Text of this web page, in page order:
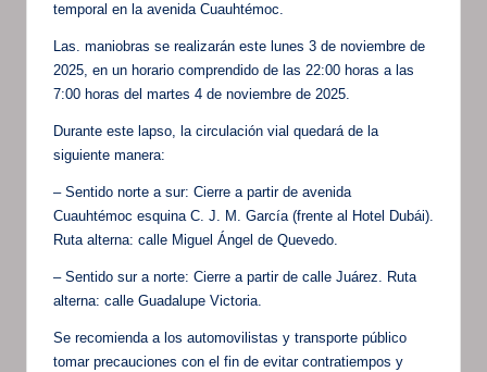
temporal en la avenida Cuauhtémoc.
Las. maniobras se realizarán este lunes 3 de noviembre de
2025, en un horario comprendido de las 22:00 horas a las
7:00 horas del martes 4 de noviembre de 2025.
Durante este lapso, la circulación vial quedará de la
siguiente manera:
– Sentido norte a sur: Cierre a partir de avenida
Cuauhtémoc esquina C. J. M. García (frente al Hotel Dubái).
Ruta alterna: calle Miguel Ángel de Quevedo.
– Sentido sur a norte: Cierre a partir de calle Juárez. Ruta
alterna: calle Guadalupe Victoria.
Se recomienda a los automovilistas y transporte público
tomar precauciones con el fin de evitar contratiempos y